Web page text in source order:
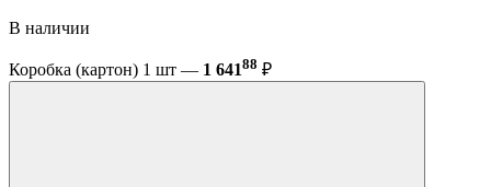
В наличии
Коробка (картон) 1 шт — 1 64188 ₽